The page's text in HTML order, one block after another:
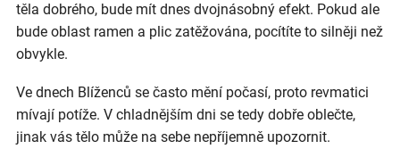
těla dobrého, bude mít dnes dvojnásobný efekt. Pokud ale
bude oblast ramen a plic zatěžována, pocítíte to silněji než
obvykle.
Ve dnech Blíženců se často mění počasí, proto revmatici
mívají potíže. V chladnějším dni se tedy dobře oblečte,
jinak vás tělo může na sebe nepříjemně upozornit.